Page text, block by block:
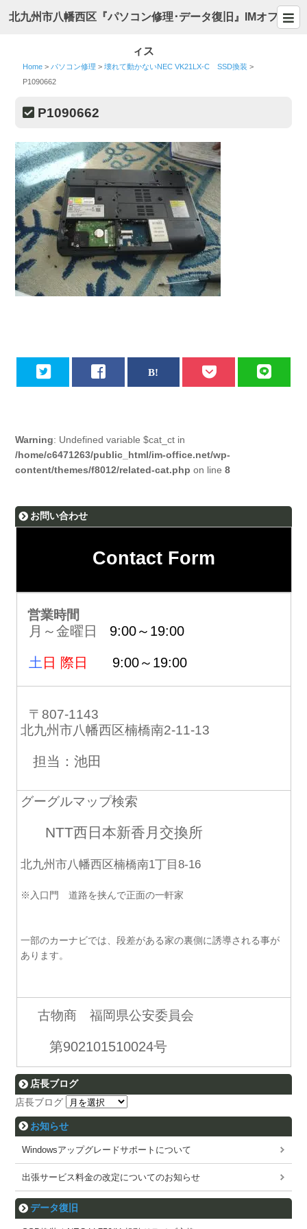
北九州市八幡西区『パソコン修理･データ復旧』IMオフ
ィス
Home > パソコン修理 >壊れて動かないNEC VK21LX-C SSD換装 >
P1090662
P1090662
Warning: Undefined variable $cat_ct in
/home/c6471263/public_html/im-office.net/wp-
content/themes/f8012/related-cat.php on line8
お問い合わせ
Contact Form
営業時間
月～金曜日 9:00～19:00
土 日 際日 9:00～19:00
〒807-1143
北九州市八幡西区楠橋南2-11-13
担当：池田
グーグルマップ検索
NTT西日本新香月交換所
北九州市八幡西区楠橋南1丁目8-16
※入口門 道路を挟んで正面の一軒家
一部のカーナビでは、段差がある家の裏側に誘導される事が
あります。
古物商 福岡県公安委員会
第902101510024号
店長ブログ
店長ブログ
お知らせ
Windowsアップグレードサポートについて
出張サービス料金の改定についてのお知らせ
データ復旧